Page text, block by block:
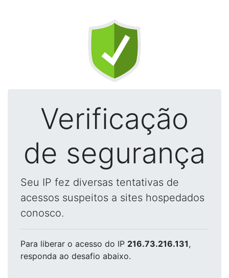
Verificação
de segurança
Seu IP fez diversas tentativas de
acessos suspeitos a sites hospedados
conosco.
Para liberar o acesso do IP 216.73.216.131,
responda ao desafio abaixo.